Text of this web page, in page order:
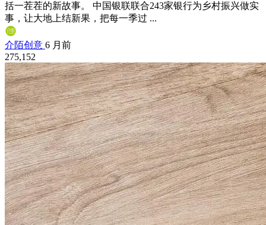
括一茬茬的新故事。 中国银联联合243家银行为乡村振兴做实
事，让大地上结新果，把每一季过 ...
介陌创意 6 月前
275,152